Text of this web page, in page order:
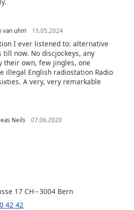
van uhm 15.05.2024
I ever listened to: alternative
now. No discjockeys, any
their own, few jingles, one
illegal English radiostation Radio
A very, very remarkable
Neils 07.06.2020
17 CH ­– 3004 Bern
42 42